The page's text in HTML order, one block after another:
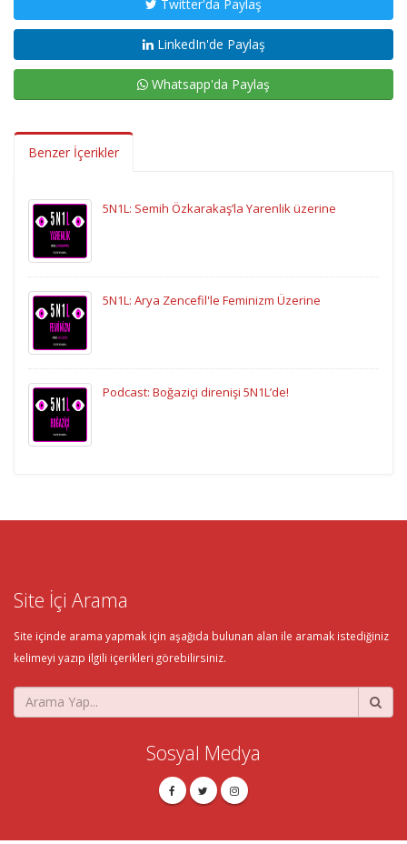
Twitter'da Paylaş
LinkedIn'de Paylaş
Whatsapp'da Paylaş
Benzer İçerikler
5N1L: Semih Özkarakaş’la Yarenlik üzerine
5N1L: Arya Zencefil'le Feminizm Üzerine
Podcast: Boğaziçi direnişi 5N1L’de!
Site İçi Arama
Site içinde arama yapmak için aşağıda bulunan alan ile aramak istediğiniz
kelimeyi yazıp ilgili içerikleri görebilirsiniz.
Sosyal Medya